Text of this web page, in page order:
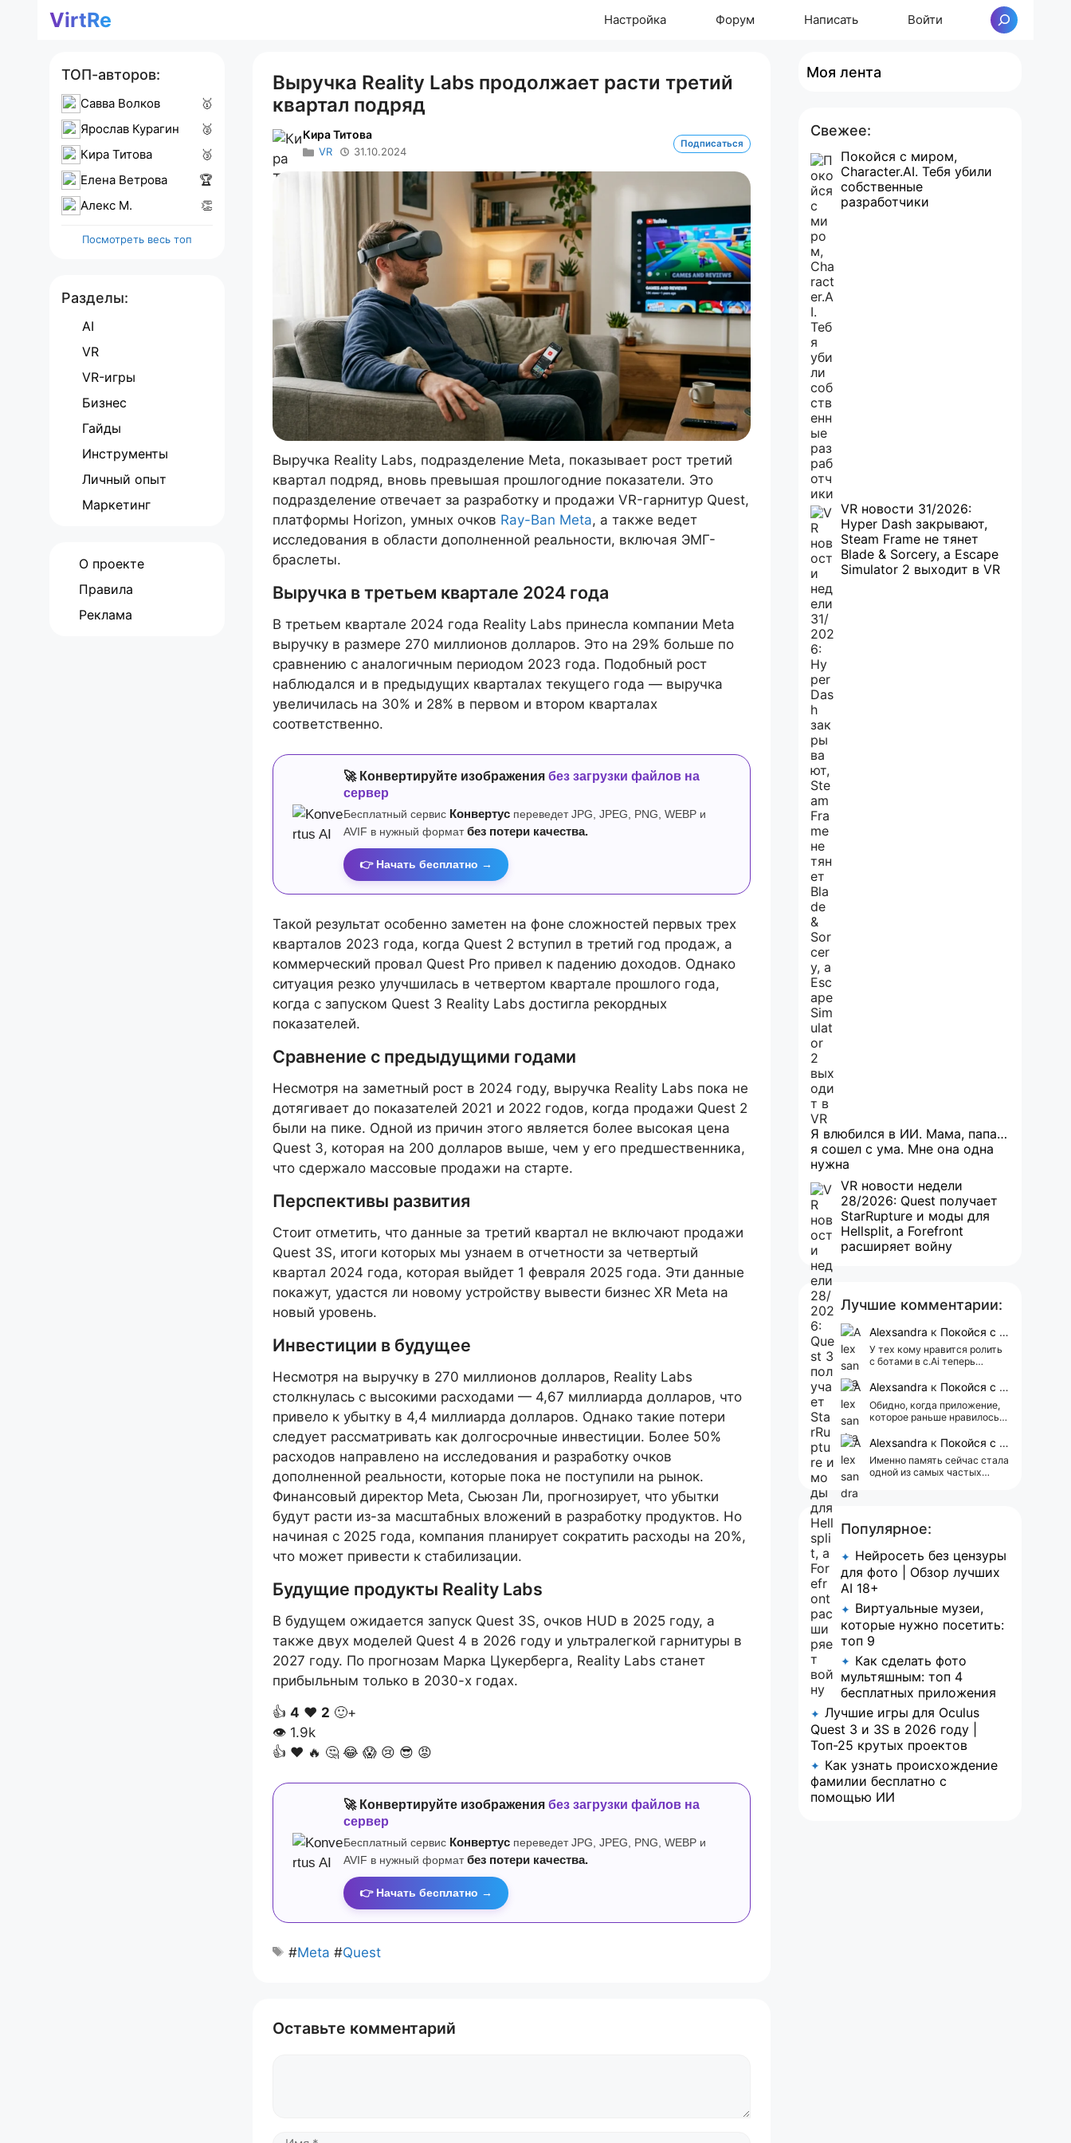
ПерейтиVirtRe Настройка Форум Написать Войти Поиск
Выручка Reality Labs продолжает расти третий
квартал подряд
Кира Титова
VR 31.10.2024
Подписаться
Выручка Reality Labs, подразделение Meta, показывает рост третий
квартал подряд, вновь превышая прошлогодние показатели. Это
подразделение отвечает за разработку и продажи VR-гарнитур Quest,
платформы Horizon, умных очков Ray-Ban Meta, а также ведет
исследования в области дополненной реальности, включая ЭМГ-
браслеты.
Выручка в третьем квартале 2024 года
В третьем квартале 2024 года Reality Labs принесла компании Meta
выручку в размере 270 миллионов долларов. Это на 29% больше по
сравнению с аналогичным периодом 2023 года. Подобный рост
наблюдался и в предыдущих кварталах текущего года — выручка
увеличилась на 30% и 28% в первом и втором кварталах
соответственно.
🚀 Конвертируйте изображения без загрузки файлов на
сервер
Бесплатный сервис Конвертус переведет JPG, JPEG, PNG, WEBP и
AVIF в нужный формат без потери качества.
👉 Начать бесплатно →
Такой результат особенно заметен на фоне сложностей первых трех
кварталов 2023 года, когда Quest 2 вступил в третий год продаж, а
коммерческий провал Quest Pro привел к падению доходов. Однако
ситуация резко улучшилась в четвертом квартале прошлого года,
когда с запуском Quest 3 Reality Labs достигла рекордных
показателей.
Сравнение с предыдущими годами
Несмотря на заметный рост в 2024 году, выручка Reality Labs пока не
дотягивает до показателей 2021 и 2022 годов, когда продажи Quest 2
были на пике. Одной из причин этого является более высокая цена
Quest 3, которая на 200 долларов выше, чем у его предшественника,
что сдержало массовые продажи на старте.
Перспективы развития
Стоит отметить, что данные за третий квартал не включают продажи
Quest 3S, итоги которых мы узнаем в отчетности за четвертый
квартал 2024 года, которая выйдет 1 февраля 2025 года. Эти данные
покажут, удастся ли новому устройству вывести бизнес XR Meta на
новый уровень.
Инвестиции в будущее
Несмотря на выручку в 270 миллионов долларов, Reality Labs
столкнулась с высокими расходами — 4,67 миллиарда долларов, что
привело к убытку в 4,4 миллиарда долларов. Однако такие потери
следует рассматривать как долгосрочные инвестиции. Более 50%
расходов направлено на исследования и разработку очков
дополненной реальности, которые пока не поступили на рынок.
Финансовый директор Meta, Сьюзан Ли, прогнозирует, что убытки
будут расти из-за масштабных вложений в разработку продуктов. Но
начиная с 2025 года, компания планирует сократить расходы на 20%,
что может привести к стабилизации.
Будущие продукты Reality Labs
В будущем ожидается запуск Quest 3S, очков HUD в 2025 году, а
также двух моделей Quest 4 в 2026 году и ультралегкой гарнитуры в
2027 году. По прогнозам Марка Цукерберга, Reality Labs станет
прибыльным только в 2030-х годах.
👍 4 ❤️ 2 🙂+
👁 1.9k
👍 ❤️ 🔥 🤔 😂 😱 😢 😎 😡
🚀 Конвертируйте изображения без загрузки файлов на
сервер
Бесплатный сервис Конвертус переведет JPG, JPEG, PNG, WEBP и
AVIF в нужный формат без потери качества.
👉 Начать бесплатно →
#Meta #Quest
Оставьте комментарий
ТОП-авторов:
Савва Волков
🥇
Ярослав Курагин
🥈
Кира Титова
🥉
Елена Ветрова
🏆
Алекс M.
👏
Посмотреть весь топ
Разделы:
AI
VR
VR-игры
Бизнес
Гайды
Инструменты
Личный опыт
Маркетинг
О проекте
Правила
Реклама
Моя лента
Свежее:
Покойся с миром,
Character.AI. Тебя убили
собственные
разработчики
VR новости 31/2026:
Hyper Dash закрывают,
Steam Frame не тянет
Blade & Sorcery, а Escape
Simulator 2 выходит в VR
Я влюбился в ИИ. Мама, папа…
я сошел с ума. Мне она одна
нужна
VR новости недели
28/2026: Quest получает
StarRupture и моды для
Hellsplit, а Forefront
расширяет войну
Лучшие комментарии:
Alexsandra к Покойся с миром, Character.AI. Тебя убили собственные разработчики
У тех кому нравится ролить
с ботами в c.Ai теперь
АААААА 😁 ХВАТИТ 🤯😖😵‍💫
Alexsandra к Покойся с миром, Character.AI. Тебя убили собственные разработчики
Обидно, когда приложение,
которое раньше нравилось, а
реклама 😢
Alexsandra к Покойся с миром, Character.AI. Тебя убили собственные разработчики
Именно память сейчас стала
одной из самых частых
Популярное:
✦ Нейросеть без цензуры
для фото | Обзор лучших
AI 18+
✦ Виртуальные музеи,
которые нужно посетить:
топ 9
✦ Как сделать фото
мультяшным: топ 4
бесплатных приложения
✦ Лучшие игры для Oculus
Quest 3 и 3S в 2026 году |
Топ-25 крутых проектов
✦ Как узнать происхождение
фамилии бесплатно с
помощью ИИ